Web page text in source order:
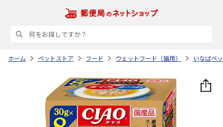
ホーム ペットストア フード ウェットフード（猫用） いなばペ